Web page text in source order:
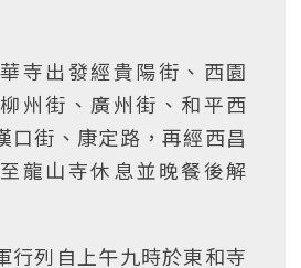
寺出發經貴陽街、西園
州街、廣州街、和平西
口街、康定路，再經西昌
龍山寺休息並晚餐後解
行列自上午九時於東和寺